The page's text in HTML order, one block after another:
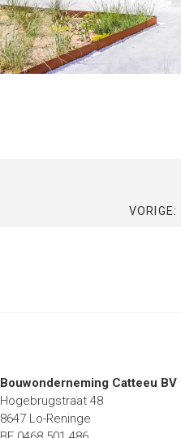
Bouwonderneming Catteeu BV
Hogebrugstraat 48
8647 Lo-Reninge